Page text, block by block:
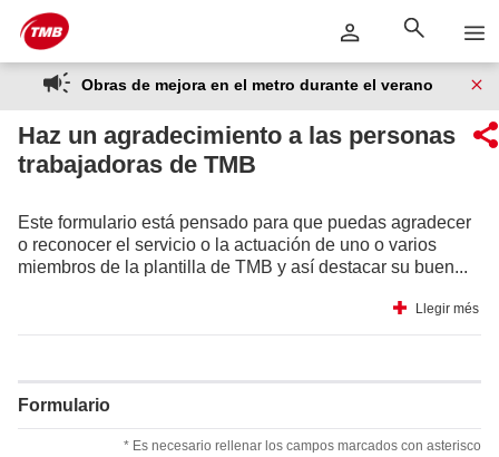
Saltar al contenido principal
Saltar
al
contenido
Obras de mejora en el metro durante el verano
Haz un agradecimiento a las personas
trabajadoras de TMB
Este formulario está pensado para que puedas agradecer
o reconocer el servicio o la actuación de uno o varios
miembros de la plantilla de TMB y así destacar su buen...
Llegir més
Formulario
* Es necesario rellenar los campos marcados con asterisco